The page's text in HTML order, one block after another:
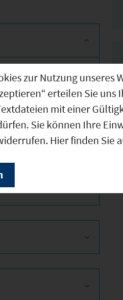
zur Nutzung unseres
erteilen Sie uns
mit einer
Sie können Ihre
Hier finden Sie